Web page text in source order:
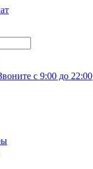
с 9:00 до 22:00